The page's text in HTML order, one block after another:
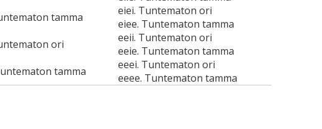
tamma
eiei. Tuntematon ori
eiee. Tuntematon tamma
ori
eeii. Tuntematon ori
eeie. Tuntematon tamma
tamma
eeei. Tuntematon ori
eeee. Tuntematon tamma